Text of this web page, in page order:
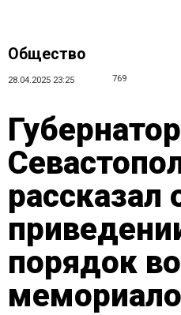
Общество
28.04.2025 23:25 769
Губернатор
рассказал
порядок